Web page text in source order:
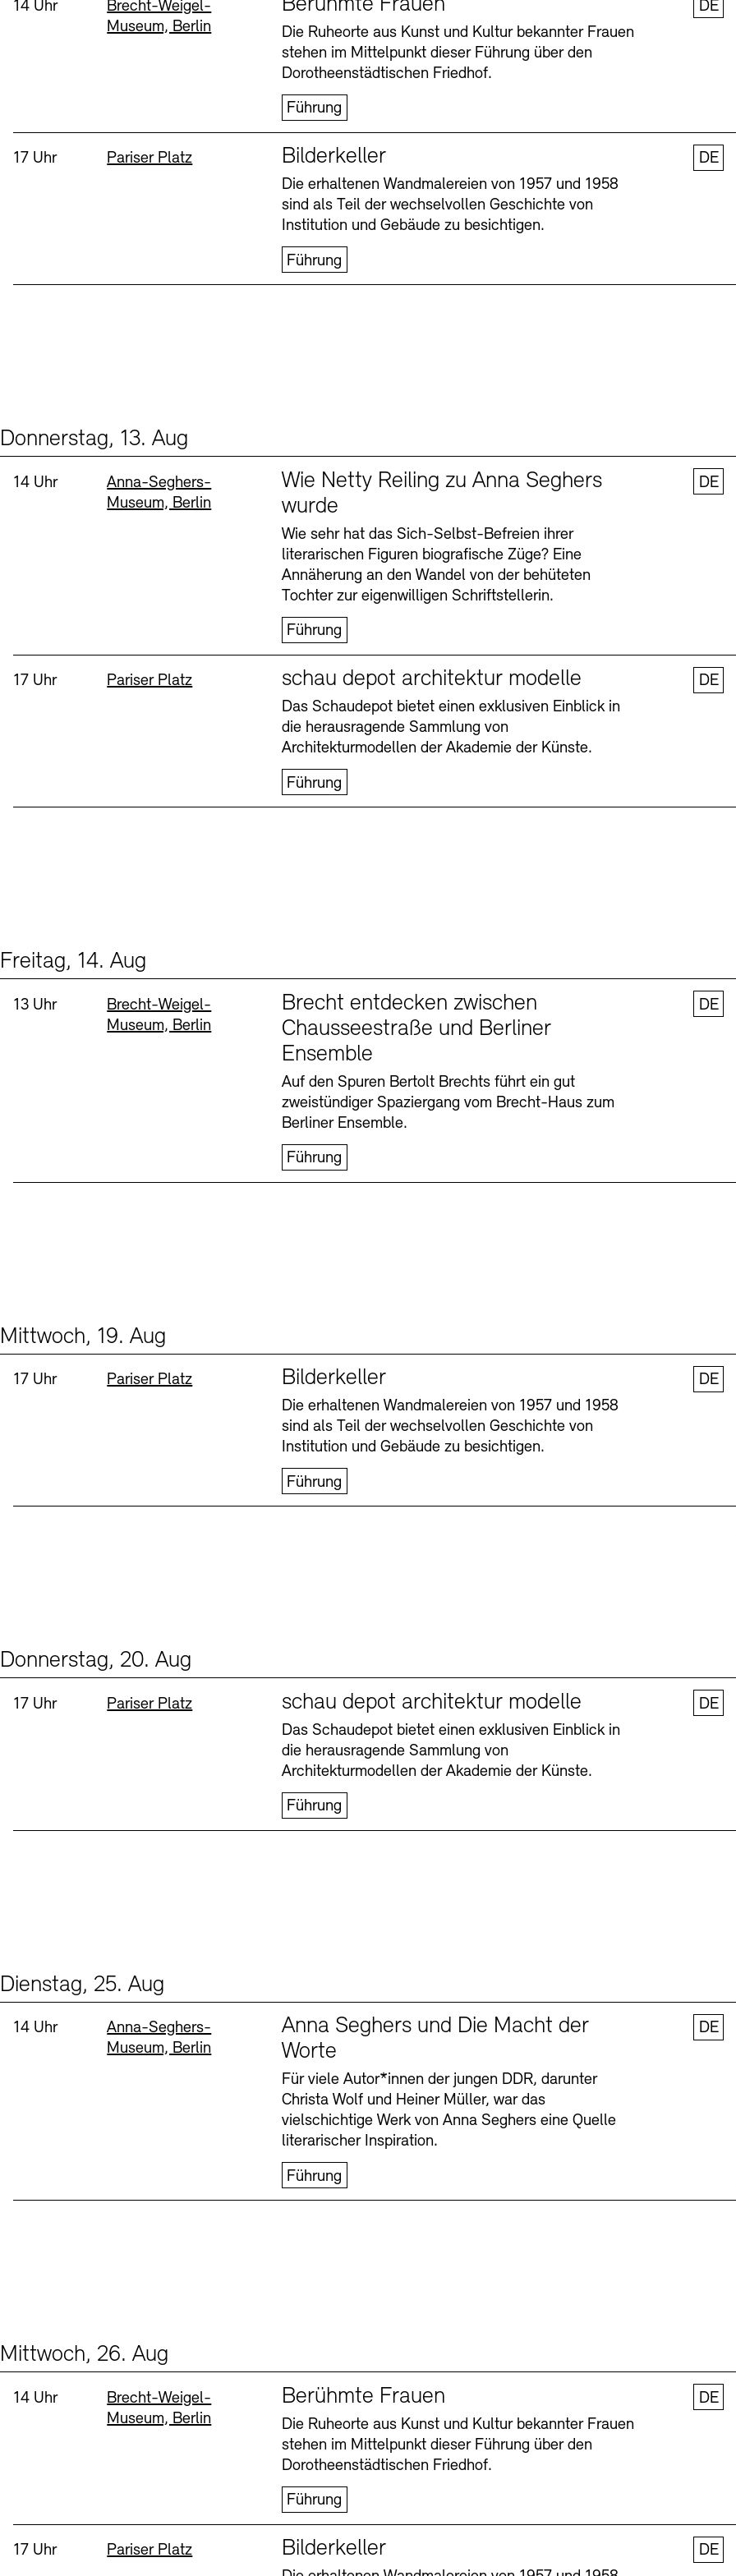
Buchläden
Öffnungszeiten Barrierefreiheit Newsletter
Vermittlungsprogramm
Öffnungszeiten Barrierefreiheit Newsletter
Uhrzeit:
14 Uhr Standort
Brecht-Weigel-
Museum, Berlin
Die Ruheorte aus Kunst und Kultur bekannter Frauen
stehen im Mittelpunkt dieser Führung über den
Dorotheenstädtischen Friedhof.
Führung
DE
Uhrzeit:
17 Uhr Standort
Pariser Platz Bilderkeller
Die erhaltenen Wandmalereien von 1957 und 1958
sind als Teil der wechselvollen Geschichte von
Institution und Gebäude zu besichtigen.
Führung
DE
Donnerstag, 13. Aug
Uhrzeit:
14 Uhr Standort
Anna-Seghers-
Museum, Berlin
Wie Netty Reiling zu Anna Seghers
wurde
Wie sehr hat das Sich-Selbst-Befreien ihrer
literarischen Figuren biografische Züge? Eine
Annäherung an den Wandel von der behüteten
Tochter zur eigenwilligen Schriftstellerin.
Führung
DE
Uhrzeit:
17 Uhr Standort
Pariser Platz schau depot architektur modelle
Das Schaudepot bietet einen exklusiven Einblick in
die herausragende Sammlung von
Architekturmodellen der Akademie der Künste.
Führung
DE
Freitag, 14. Aug
Uhrzeit:
13 Uhr Standort
Brecht-Weigel-
Museum, Berlin
Brecht entdecken zwischen
Chausseestraße und Berliner
Ensemble
Auf den Spuren Bertolt Brechts führt ein gut
zweistündiger Spaziergang vom Brecht-Haus zum
Berliner Ensemble.
Führung
DE
Mittwoch, 19. Aug
Uhrzeit:
17 Uhr Standort
Pariser Platz Bilderkeller
Die erhaltenen Wandmalereien von 1957 und 1958
sind als Teil der wechselvollen Geschichte von
Institution und Gebäude zu besichtigen.
Führung
DE
Donnerstag, 20. Aug
Uhrzeit:
17 Uhr Standort
Pariser Platz schau depot architektur modelle
Das Schaudepot bietet einen exklusiven Einblick in
die herausragende Sammlung von
Architekturmodellen der Akademie der Künste.
Führung
DE
Dienstag, 25. Aug
Uhrzeit:
14 Uhr Standort
Anna-Seghers-
Museum, Berlin
Anna Seghers und Die Macht der
Worte
Für viele Autor*innen der jungen DDR, darunter
Christa Wolf und Heiner Müller, war das
vielschichtige Werk von Anna Seghers eine Quelle
literarischer Inspiration.
Führung
DE
Mittwoch, 26. Aug
Uhrzeit:
14 Uhr Standort
Brecht-Weigel-
Museum, Berlin
Berühmte Frauen
Die Ruheorte aus Kunst und Kultur bekannter Frauen
stehen im Mittelpunkt dieser Führung über den
Dorotheenstädtischen Friedhof.
Führung
DE
Uhrzeit:
17 Uhr Standort
Pariser Platz Bilderkeller
DE